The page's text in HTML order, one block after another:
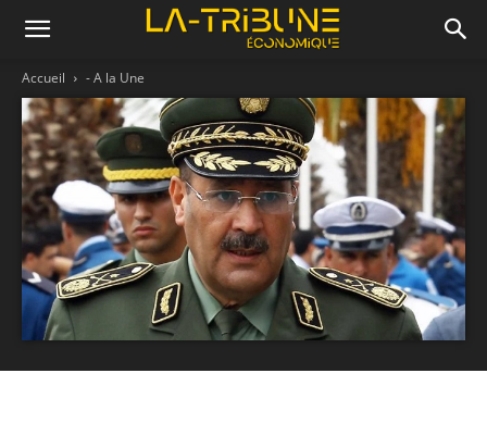
Accueil - A la Une